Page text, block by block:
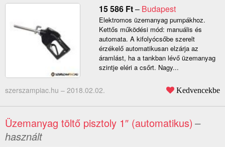
15 586 Ft– Budapest
Elektromos üzemanyag pumpákhoz.
Kettős működési mód: manuális és
automata. A kifolyócsőbe szerelt
érzékelő automatikusan elzárja az
áramlást, ha a tankban lévő üzemanyag
szintje eléri a csőrt. Nagy...
szerszampiac.hu – 2018.02.02. Kedvencekbe
Üzemanyag töltő pisztoly 1″ (automatikus) –
használt